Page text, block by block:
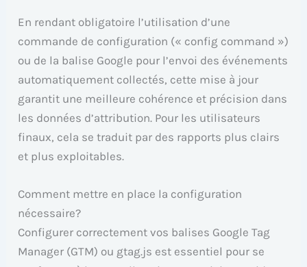
En rendant obligatoire l’utilisation d’une
commande de configuration (« config command »)
ou de la balise Google pour l’envoi des événements
automatiquement collectés, cette mise à jour
garantit une meilleure cohérence et précision dans
les données d’attribution. Pour les utilisateurs
finaux, cela se traduit par des rapports plus clairs
et plus exploitables.
Comment mettre en place la configuration
nécessaire?
Configurer correctement vos balises Google Tag
Manager (GTM) ou gtag.js est essentiel pour se